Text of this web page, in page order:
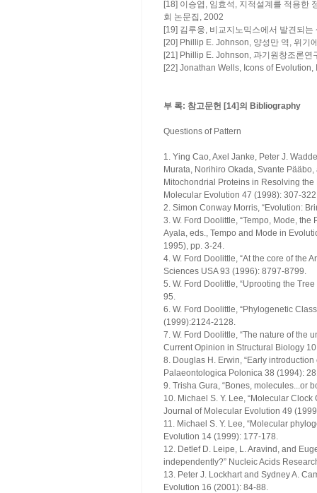
[18] 이승엽, 임효석, 지적설계를 적용한
회 논문집, 2002
[19] 김루웅, 비교지노믹스에서 발견되
[20] Phillip E. Johnson, 양성만 역, 위기
[21] Phillip E. Johnson, 과기원창조론연
[22] Jonathan Wells, Icons of Evolution,
부 록: 참고문헌 [14]의 Bibliography
Questions of Pattern
1. Ying Cao, Axel Janke, Peter J.
Murata, Norihiro Okada, Svante
Mitochondrial Proteins in Resolving
Molecular Evolution 47 (1998): 307-
2. Simon Conway Morris, “Evolution:
3. W. Ford Doolittle, “Tempo, Mode,
Ayala, eds., Tempo and Mode in
1995), pp. 3-24.
4. W. Ford Doolittle, “At the core of the
Sciences USA 93 (1996): 8797-8799.
5. W. Ford Doolittle, “Uprooting the
95.
6. W. Ford Doolittle, “Phylogenetic
(1999):2124-2128.
7. W. Ford Doolittle, “The nature of the
Current Opinion in Structural Biology
8. Douglas H. Erwin, “Early
Palaeontologica Polonica 38 (1994):
9. Trisha Gura, “Bones, molecules...or
10. Michael S. Y. Lee, “Molecular
Journal of Molecular Evolution 49
11. Michael S. Y. Lee, “Molecular
Evolution 14 (1999): 177-178.
12. Detlef D. Leipe, L. Aravind, and
independently?” Nucleic Acids
13. Peter J. Lockhart and Sydney A.
Evolution 16 (2001): 84-88.